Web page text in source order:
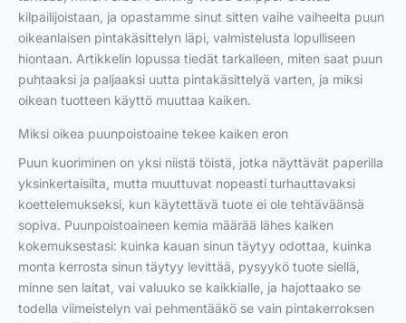
kilpailijoistaan, ja opastamme sinut sitten vaihe vaiheelta puun
oikeanlaisen pintakäsittelyn läpi, valmistelusta lopulliseen
hiontaan. Artikkelin lopussa tiedät tarkalleen, miten saat puun
puhtaaksi ja paljaaksi uutta pintakäsittelyä varten, ja miksi
oikean tuotteen käyttö muuttaa kaiken.
Miksi oikea puunpoistoaine tekee kaiken eron
Puun kuoriminen on yksi niistä töistä, jotka näyttävät paperilla
yksinkertaisilta, mutta muuttuvat nopeasti turhauttavaksi
koettelemukseksi, kun käytettävä tuote ei ole tehtäväänsä
sopiva. Puunpoistoaineen kemia määrää lähes kaiken
kokemuksestasi: kuinka kauan sinun täytyy odottaa, kuinka
monta kerrosta sinun täytyy levittää, pysyykö tuote siellä,
minne sen laitat, vai valuuko se kaikkialle, ja hajottaako se
todella viimeistelyn vai pehmentääkö se vain pintakerroksen